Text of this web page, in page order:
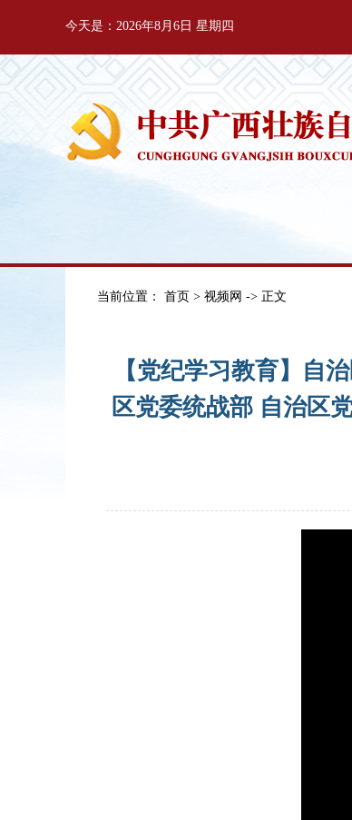
今天是：2026年8月6日 星期四
当前位置： 首页 > 视频网 -> 正文
【党纪学习教育】自
区党委统战部 自治区